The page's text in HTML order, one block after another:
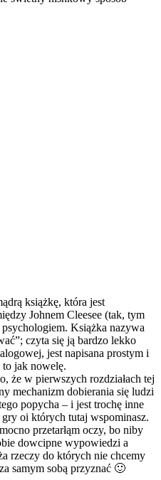
książkę, która jest
Johnem Cleesee (tak, tym
Książka nazywa
czyta się ją bardzo lekko
jest napisana prostym i
to jak nowelę.
że w pierwszych rozdziałach tej
mechanizm dobierania się ludzi
popycha – i jest trochę inne
oi których tutaj wspominasz.
przetarłąm oczy, bo niby
dowcipne wypowiedzi a
rzeczy do których nie chcemy
samym sobą przyznać 🙂